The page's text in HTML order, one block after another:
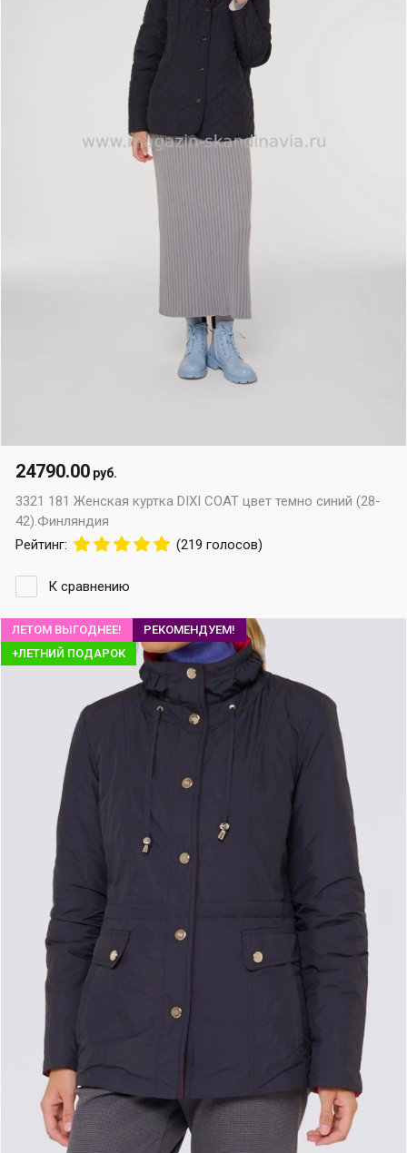
3321 181 Женская куртка DIXI COAT цвет темно синий (28-
42).Финляндия
Рейтинг:
(219 голосов)
24790.00 руб.
К сравнению
ЛЕТОМ ВЫГОДНЕЕ!
РЕКОМЕНДУЕМ!
+ЛЕТНИЙ ПОДАРОК